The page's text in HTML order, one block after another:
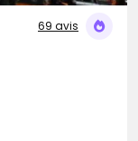
69 avis